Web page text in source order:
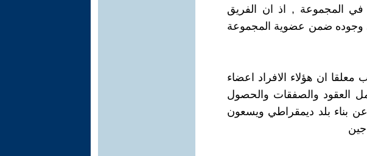
في المجموعة , اذ ان الفريق
وجوده ضمن عضوية المجموعة
معلقا ان هؤلاء الافراد اعضاء
العقود والصفقات والحصول
عن بناء بلد ديمقراطي ويسعون